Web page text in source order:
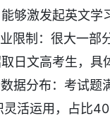
够激发起英文学
限制：很大一部
日文高考生，具
据分布：考试题
活运用，占比